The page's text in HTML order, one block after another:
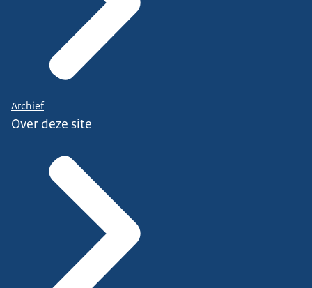
Archief
Over deze site